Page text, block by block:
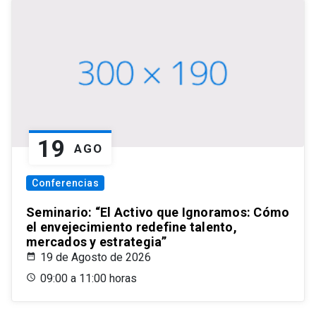
19 AGO
Conferencias
Seminario: “El Activo que Ignoramos: Cómo
el envejecimiento redefine talento,
mercados y estrategia”
19 de Agosto de 2026
09:00 a 11:00 horas